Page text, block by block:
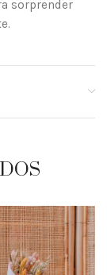
sorprender